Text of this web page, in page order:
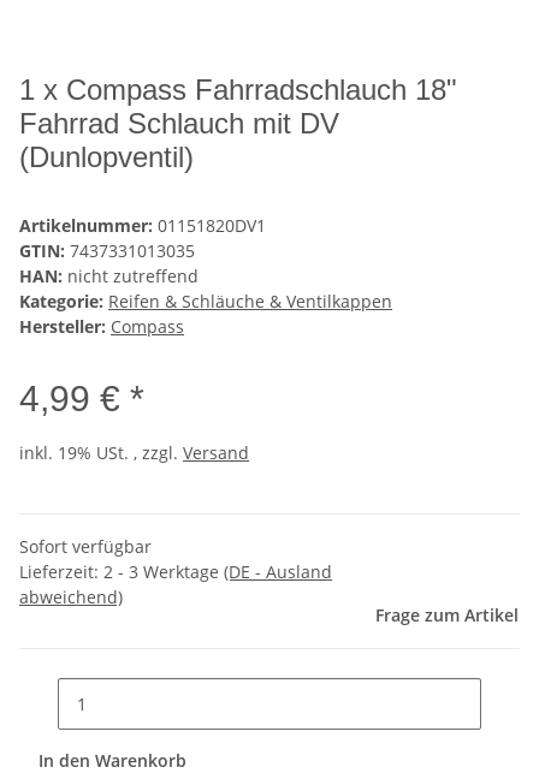
1 x Compass Fahrradschlauch 18"
Fahrrad Schlauch mit DV
(Dunlopventil)
Artikelnummer: 01151820DV1
GTIN: 7437331013035
HAN: nicht zutreffend
Kategorie: Reifen & Schläuche & Ventilkappen
Hersteller: Compass
4,99 € *
inkl. 19% USt. , zzgl. Versand
Sofort verfügbar
Lieferzeit: 2 - 3 Werktage (DE - Ausland
abweichend)
Frage zum Artikel
In den Warenkorb